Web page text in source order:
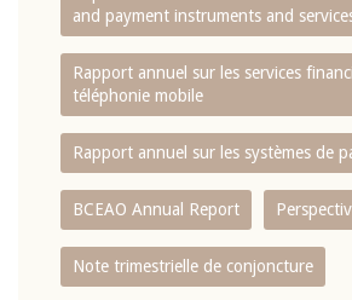
and payment instruments and
Rapport annuel sur les services
téléphonie mobile
Rapport annuel sur les systèmes de
BCEAO Annual Report
Note trimestrielle de conjoncture